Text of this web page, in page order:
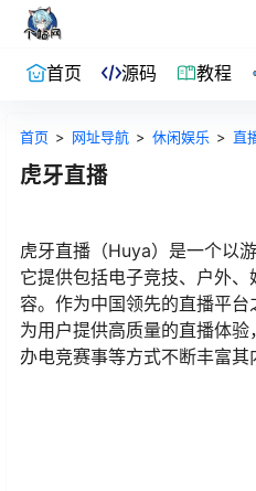
首页 源码 教程
首页 > 网址导航 > 休闲娱乐 > 直
虎牙直播
虎牙直播（Huya）是一个以
它提供包括电子竞技、户外
容。作为中国领先的直播平
为用户提供高质量的直播体
办电竞赛事等方式不断丰富其